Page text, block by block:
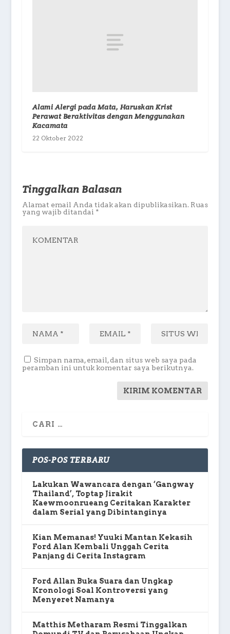
Alami Alergi pada Mata, Haruskan Krist
Perawat Beraktivitas dengan Menggunakan
Kacamata
22 Oktober 2022
Tinggalkan Balasan
Alamat email Anda tidak akan dipublikasikan. Ruas
yang wajib ditandai *
Simpan nama, email, dan situs web saya pada
peramban ini untuk komentar saya berikutnya.
POS-POS TERBARU
Lakukan Wawancara dengan ‘Gangway
Thailand’, Toptap Jirakit
Kaewmoonrueang Ceritakan Karakter
dalam Serial yang Dibintanginya
Kian Memanas! Yuuki Mantan Kekasih
Ford Alan Kembali Unggah Cerita
Panjang di Cerita Instagram
Ford Allan Buka Suara dan Ungkap
Kronologi Soal Kontroversi yang
Menyeret Namanya
Matthis Metharam Resmi Tinggalkan